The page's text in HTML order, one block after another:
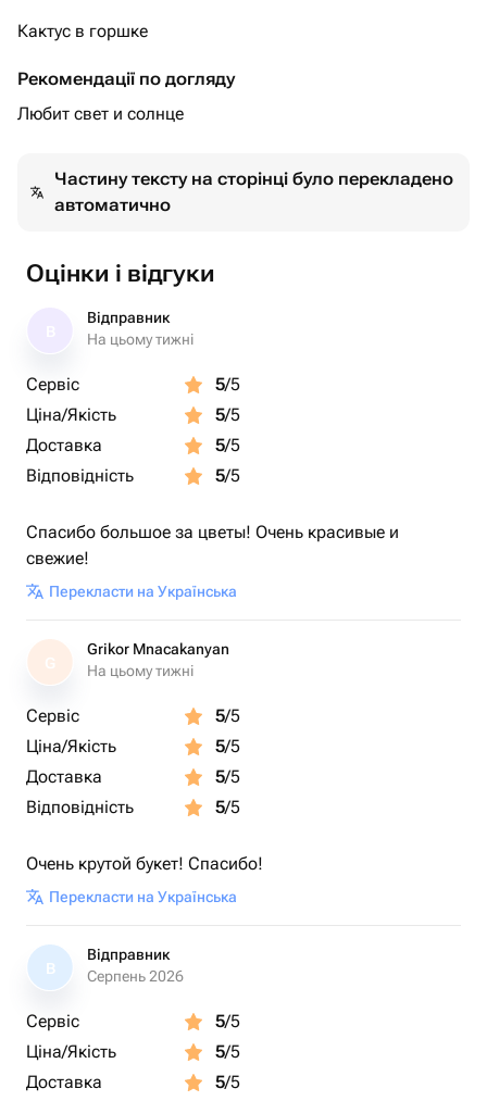
Кактус в горшке
Рекомендації по догляду
Любит свет и солнце
Частину тексту на сторінці було перекладено
автоматично
Оцінки і відгуки
Відправник
На цьому тижні
Сервіс 5/5
Ціна/Якість
5/5
Доставка
5/5
Відповідність
5/5
Спасибо большое за цветы! Очень красивые и
свежие!
Перекласти на Українська
G
Grikor Mnacakanyan
На цьому тижні
Сервіс 5/5
Ціна/Якість
5/5
Доставка
5/5
Відповідність
5/5
Очень крутой букет! Спасибо!
Перекласти на Українська
В
Відправник
Серпень 2026
Сервіс 5/5
Ціна/Якість
5/5
Доставка
5/5